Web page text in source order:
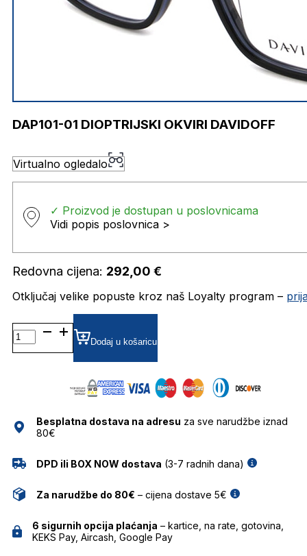
DAP101-01 DIOPTRIJSKI OKVIRI DAVIDOFF
Virtualno ogledalo
✓ Proizvod je dostupan u poslovnicama
Vidi popis poslovnica >
Redovna cijena: 292,00 €
Otključaj velike popuste kroz naš Loyalty program –
DAP101-
01 DIOPTRIJSKI
OKVIRI
Dodaj u košaricu
Besplatna dostava na adresu za sve narudžbe iznad
80€
DPD ili BOX NOW dostava (3-7 radnih dana)
Za narudžbe do 80€ – cijena dostave 5€
6 sigurnih opcija plaćanja – kartice, na rate, gotovina,
KEKS Pay, Aircash, Google Pay